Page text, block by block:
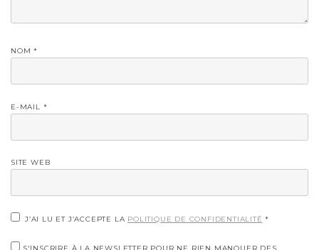
NOM *
E-MAIL *
SITE WEB
J’AI LU ET J’ACCEPTE LA POLITIQUE DE CONFIDENTIALITÉ *